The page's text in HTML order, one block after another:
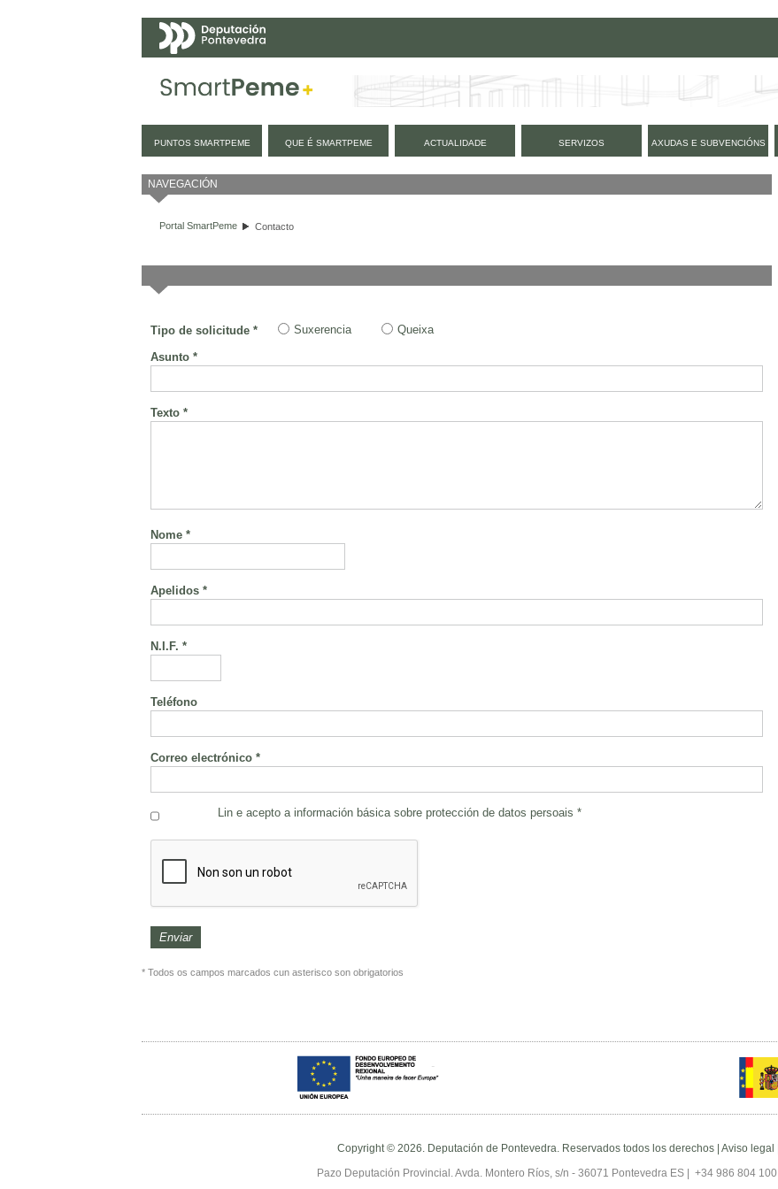
PUNTOS SMARTPEME QUE É SMARTPEME ACTUALIDADE SERVIZOS AXUDAS E SUBVENCIÓNS
NAVEGACIÓN
Portal SmartPeme Contacto
Tipo de solicitude * Suxerencia Queixa
Asunto *
Texto *
Nome *
Apelidos *
N.I.F. *
Teléfono
Correo electrónico *
Lin e acepto a información básica sobreprotección de datos persoais *
* Todos os campos marcados cun asterisco son obrigatorios
Copyright © 2026. Deputación de Pontevedra. Reservados todos los derechos | Aviso legal
Pazo Deputación Provincial. Avda. Montero Ríos, s/n - 36071 Pontevedra ES | +34 986 804 100